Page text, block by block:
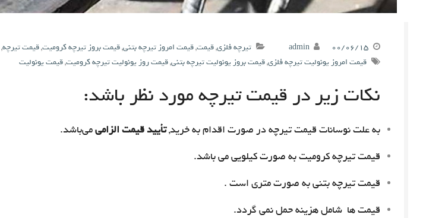
۰۰/۰۶/۱۵ admin تیرچه فلزی,قیمت,قیمت امروز تیرچه بتنی,قیمت بروز تیرچه کرومیت,قیمت تیرچه,
قیمت امروز یونولیت تیرچه فلزی,قیمت بروز یونولیت تیرچه بتنی,قیمت روز یونولیت تیرچه کرومیت,قیمت یونولیت
نکات زیر در قیمت تیرچه مورد نظر باشد:
به علت نوسانات قیمت تیرچه در صورت اقدام به خرید,تأیید قیمت الزامیمی‌باشد.
قیمت تیرچه کرومیت به صورت کیلویی می باشد.
قیمت تیرچه بتنی به صورت متری است .
قیمت ها شامل هزینه حمل نمی گردد.